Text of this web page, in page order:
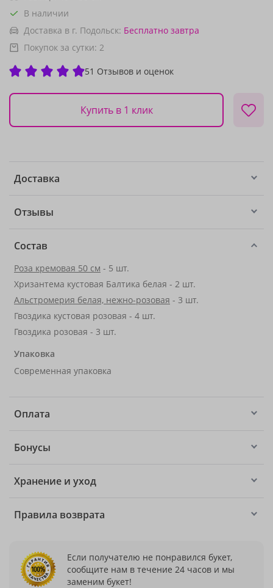
В наличии
Доставка в г. Подольск: Бесплатно завтра
Покупок за сутки: 2
51 Отзывов и оценок
Купить в 1 клик
Доставка
Отзывы
Состав
Роза кремовая 50 см - 5 шт.
Хризантема кустовая Балтика белая - 2 шт.
Альстромерия белая, нежно-розовая - 3 шт.
Гвоздика кустовая розовая - 4 шт.
Гвоздика розовая - 3 шт.
Упаковка
Современная упаковка
Оплата
Бонусы
Хранение и уход
Правила возврата
Если получателю не понравился букет,
сообщите нам в течение 24 часов и мы
заменим букет!